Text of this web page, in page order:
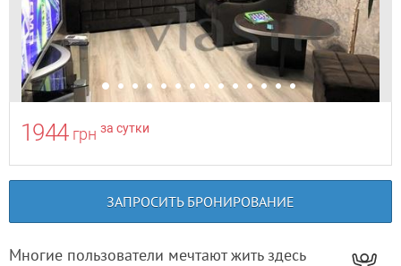
1944 грн за сутки
ЗАПРОСИТЬ БРОНИРОВАНИЕ
Многие пользователи мечтают жить здесь